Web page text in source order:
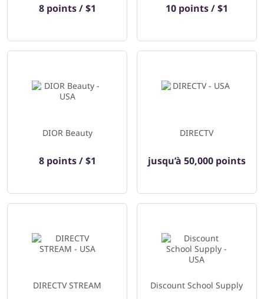
8 points / $1 10 points / $1
DIOR Beauty
8 points / $1
DIRECTV
jusqu’à 50,000 points
DIRECTV STREAM Discount School Supply